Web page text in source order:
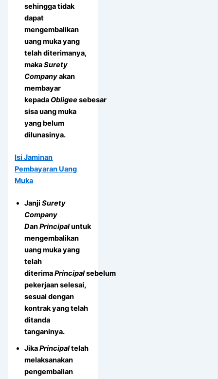
sehingga tidak
dapat
mengembalikan
uang muka yang
telah diterimanya,
makaSurety
Companyakan
membayar
kepada Obligeesebesar
sisa uang muka
yang belum
dilunasinya.
Isi Jaminan
Pembayaran Uang
Muka
JanjiSurety
Company
DanPrincipaluntuk
mengembalikan
uang muka yang
telah
diterimaPrincipalsebelum
pekerjaan selesai,
sesuai dengan
kontrak yang telah
ditanda
tanganinya.
JikaPrincipaltelah
melaksanakan
pengembalian